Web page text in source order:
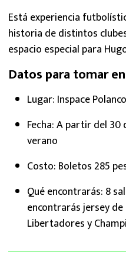
Está experiencia
historia de distintos
espacio especial para
Datos para tomar
Lugar: Inspace Polanco
Fecha: A partir del
verano
Costo: Boletos 285
Qué encontrarás: 8
encontrarás jersey
Libertadores y